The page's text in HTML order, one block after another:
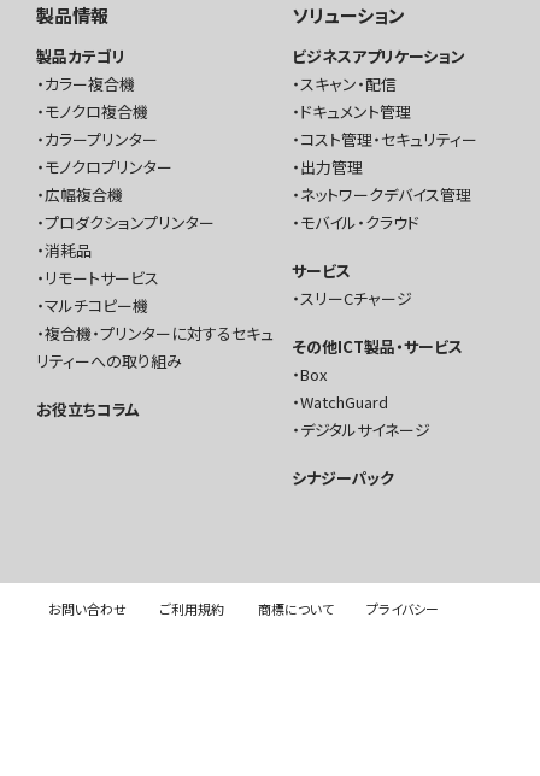
製品情報
製品カテゴリ
カラー複合機
モノクロ複合機
カラープリンター
モノクロプリンター
広幅複合機
プロダクションプリンター
消耗品
リモートサービス
マルチコピー機
複合機・プリンターに対するセキュ
リティーへの取り組み
お役立ちコラム
ソリューション
ビジネスアプリケーション
スキャン・配信
ドキュメント管理
コスト管理・セキュリティー
出力管理
ネットワークデバイス管理
モバイル・クラウド
サービス
スリーCチャージ
その他ICT製品・サービス
Box
WatchGuard
デジタルサイネージ
シナジーパック
お問い合わせ ご利用規約 商標について プライバシー